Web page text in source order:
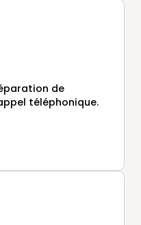
de
téléphonique.